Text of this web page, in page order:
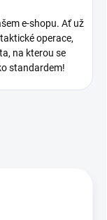
e-shopu. Ať už
operace,
na kterou se
standardem!